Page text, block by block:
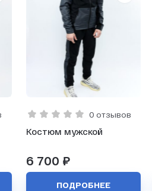
0 отзывов
Костюм мужской
6 700 ₽
ПОДРОБНЕЕ